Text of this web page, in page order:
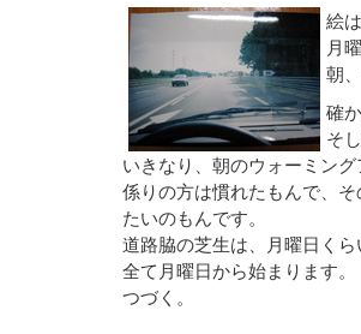
絵
月
朝
確
そ
いきなり、朝のウォーミング
係りの方は慣れたもんで、
たいのもんです。
道路脇の芝生は、月曜日くら
全て月曜日から始まります。
つづく。